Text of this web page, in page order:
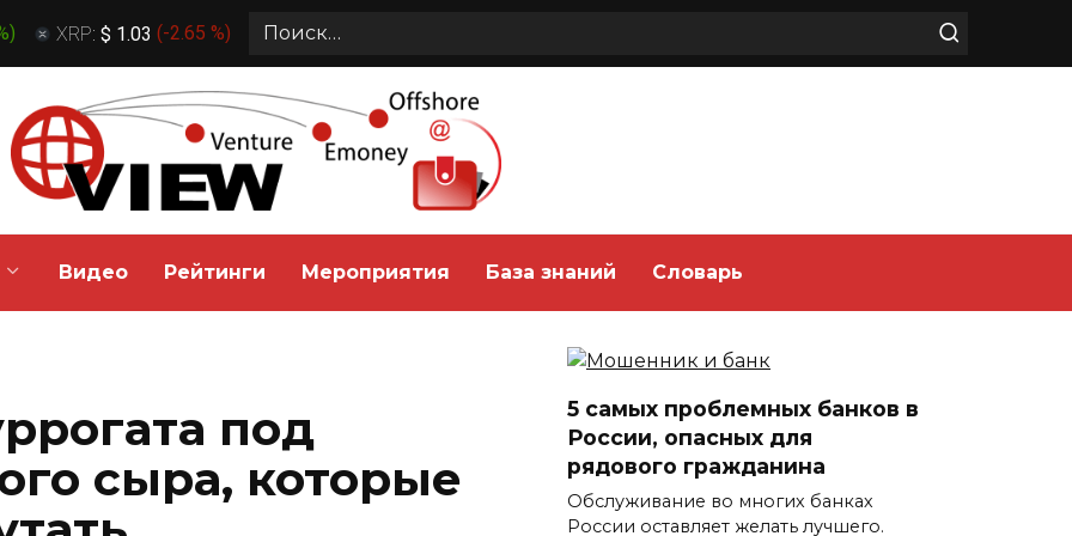
) XRP: $ 1.03 (-2.65 %)
Search
Видео Рейтинги Мероприятия База знаний Словарь
под
сыра, которые
5 самых проблемных банков в
России, опасных для
рядового гражданина
Обслуживание во многих банках
России оставляет желать лучшего.